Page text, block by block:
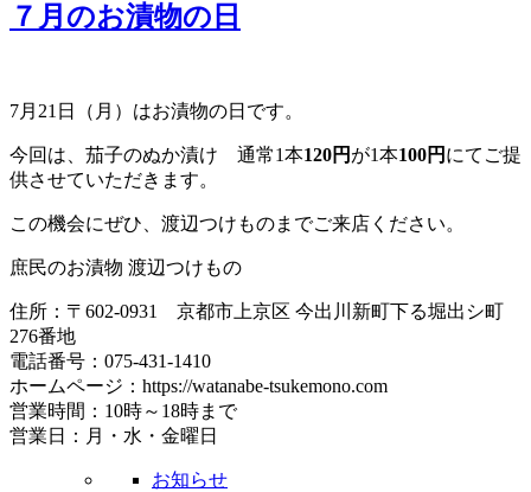
７月のお漬物の日
7月21日（月）はお漬物の日です。
今回は、茄子のぬか漬け 通常1本120円 が1本100円 にてご提
供させていただきます。
この機会にぜひ、渡辺つけものまでご来店ください。
庶民のお漬物 渡辺つけもの
住所：〒602-0931 京都市上京区 今出川新町下る堀出シ町
276番地
電話番号：075-431-1410
ホームページ：https://watanabe-tsukemono.com
営業時間：10時～18時まで
営業日：月・水・金曜日
お知らせ